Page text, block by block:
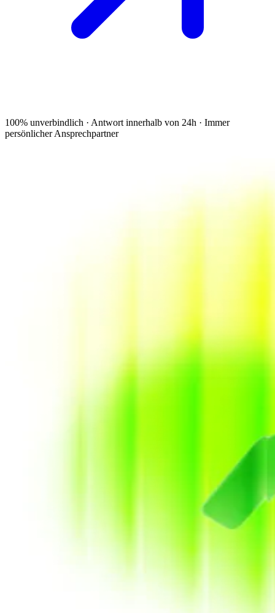
100% unverbindlich · Antwort innerhalb von 24h · Immer
persönlicher Ansprechpartner